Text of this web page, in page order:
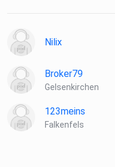
Nilix
Broker79
Gelsenkirchen
123meins
Falkenfels